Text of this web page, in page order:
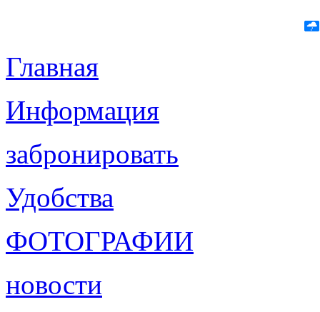
Главная
Информация
забронировать
Удобства
ФОТОГРАФИИ
новости